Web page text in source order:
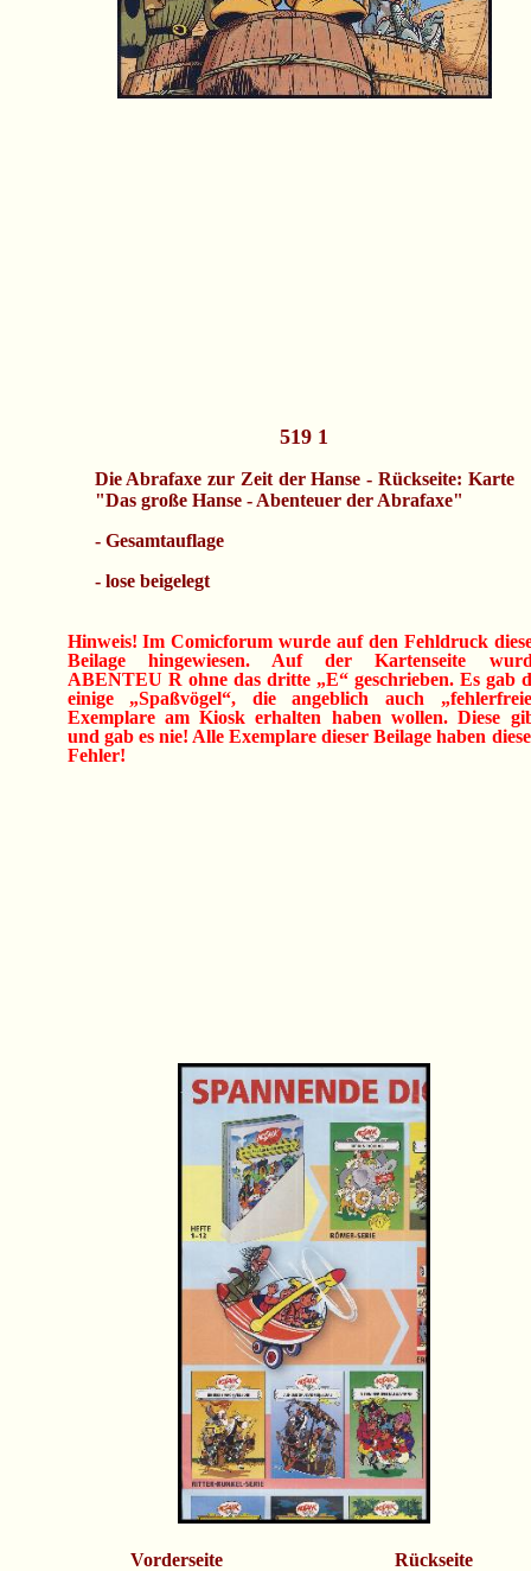
519 1
Die Abrafaxe zur Zeit der Hanse - Rückseite: Karte
"Das große Hanse - Abenteuer der Abrafaxe"
- Gesamtauflage
- lose beigelegt
Hinweis! Im Comicforum wurde auf den Fehldruck
Beilage hingewiesen. Auf der Kartenseite
ABENTEU R ohne das dritte „E“ geschrieben. Es gab
einige „Spaßvögel“, die angeblich auch
Exemplare am Kiosk erhalten haben wollen. Diese
und gab es nie! Alle Exemplare dieser Beilage haben
Fehler!
Vorderseite Rückseite